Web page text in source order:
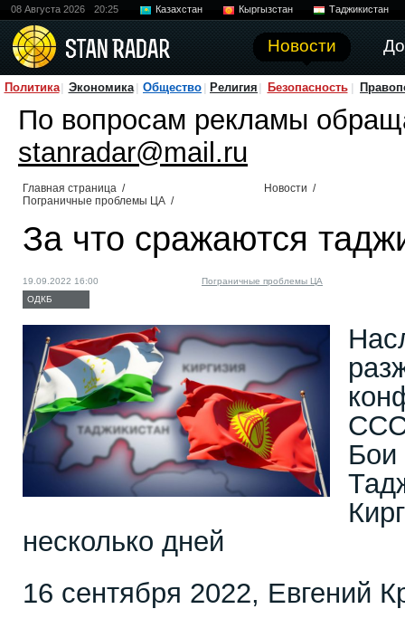
08 Августа 2026 20:25 Казахстан Кыргызстан Таджикистан
Новости
Политика Экономика Общество Религия Безопасность
По вопросам рекламы
stanradar@mail.ru
Главная страница / Новости /
Пограничные проблемы ЦА /
За что сражаются
19.09.2022 16:00
Пограничные проблемы ЦА
ОДКБ
несколько дней
16 сентября 2022, Евгений